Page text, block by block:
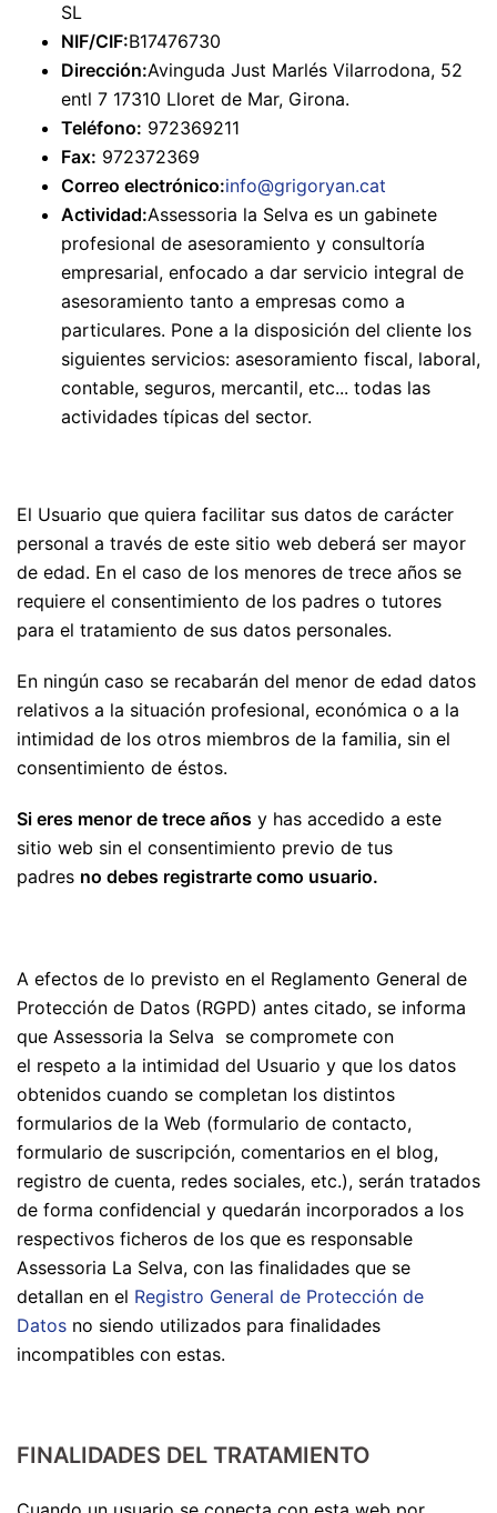
SL
NIF/CIF:B17476730
Dirección:Avinguda Just Marlés Vilarrodona, 52
entl 7 17310 Lloret de Mar, Girona.
Teléfono: 972369211
Fax: 972372369
Correo electrónico:info@grigoryan.cat
Actividad:Assessoria la Selva es un gabinete
profesional de asesoramiento y consultoría
empresarial, enfocado a dar servicio integral de
asesoramiento tanto a empresas como a
particulares. Pone a la disposición del cliente los
siguientes servicios: asesoramiento fiscal, laboral,
contable, seguros, mercantil, etc... todas las
actividades típicas del sector.
El Usuario que quiera facilitar sus datos de carácter
personal a través de este sitio web deberá ser mayor
de edad. En el caso de los menores de trece años se
requiere el consentimiento de los padres o tutores
para el tratamiento de sus datos personales.
En ningún caso se recabarán del menor de edad datos
relativos a la situación profesional, económica o a la
intimidad de los otros miembros de la familia, sin el
consentimiento de éstos.
Si eres menor de trece años y has accedido a este
sitio web sin el consentimiento previo de tus
padres no debes registrarte como usuario.
A efectos de lo previsto en el Reglamento General de
Protección de Datos (RGPD) antes citado, se informa
que Assessoria la Selva se compromete con
el respeto a la intimidad del Usuario y que los datos
obtenidos cuando se completan los distintos
formularios de la Web (formulario de contacto,
formulario de suscripción, comentarios en el blog,
registro de cuenta, redes sociales, etc.), serán tratados
de forma confidencial y quedarán incorporados a los
respectivos ficheros de los que es responsable
Assessoria La Selva, con las finalidades que se
detallan en el Registro General de Protección de
Datos no siendo utilizados para finalidades
incompatibles con estas.
FINALIDADES DEL TRATAMIENTO